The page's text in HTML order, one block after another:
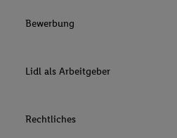
Bewerbung
Lidl als Arbeitgeber
Rechtliches